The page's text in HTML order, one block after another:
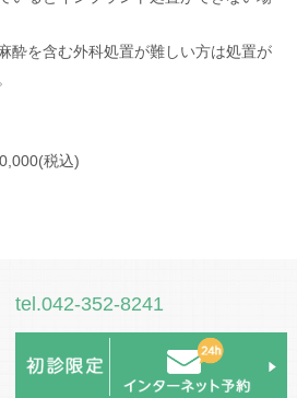
酔を含む外科処置が難しい方は処置が
税込)
tel.042-352-8241